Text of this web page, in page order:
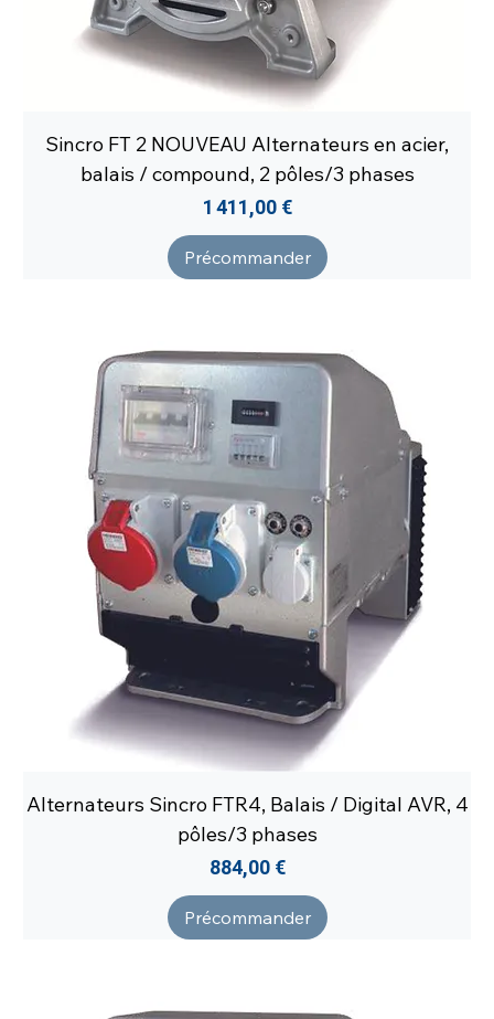
Sincro FT 2 NOUVEAU Alternateurs en acier,
balais / compound, 2 pôles/3 phases
Prix
1 411,00 €
Précommander
Alternateurs Sincro FTR4, Balais / Digital AVR, 4
pôles/3 phases
Prix
884,00 €
Précommander